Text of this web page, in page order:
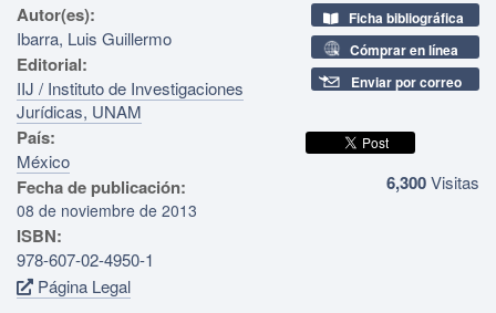
Autor(es):
Ibarra, Luis Guillermo
Editorial:
IIJ / Instituto de Investigaciones
Jurídicas, UNAM
País:
México
Fecha de publicación:
08 de noviembre de 2013
ISBN:
978-607-02-4950-1
Página Legal
Ficha bibliográfica
Cómprar en línea
Enviar por correo
6,300Visitas